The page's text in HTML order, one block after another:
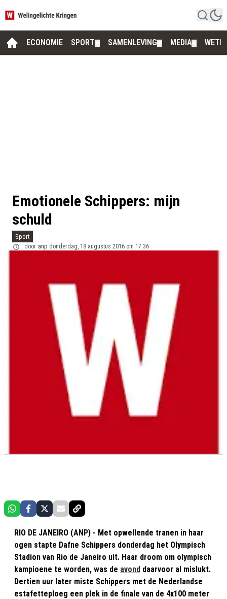
ECONOMIE SPORT SAMENLEVING MEDIA
Emotionele Schippers: mijn
schuld
Sport
door anp donderdag, 18 augustus 2016 om 17:36
RIO DE JANEIRO (ANP) - Met opwellende tranen in haar
ogen stapte Dafne Schippers donderdag het Olympisch
Stadion van Rio de Janeiro uit. Haar droom om olympisch
kampioene te worden, was de avond daarvoor al mislukt.
Dertien uur later miste Schippers met de Nederlandse
estafetteploeg een plek in de finale van de 4x100 meter